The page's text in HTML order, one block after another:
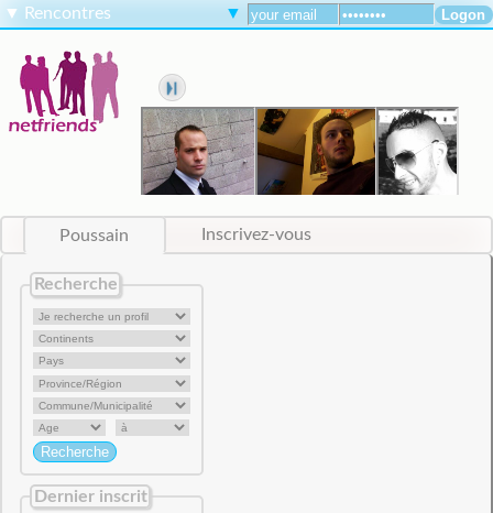
▼ Rencontres ▼
Poussain Inscrivez-vous
Recherche
Dernier inscrit